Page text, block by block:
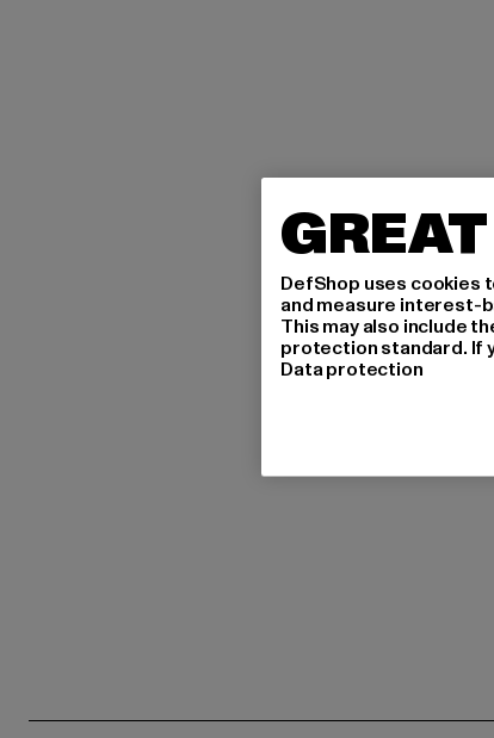
DefShop uses cookies
and measure interest-
This may also include
protection standard. If
Data protection